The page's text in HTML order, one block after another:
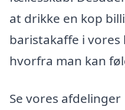
at drikke en kop
baristakaffe i
hvorfra man kan
Se vores afdelinger